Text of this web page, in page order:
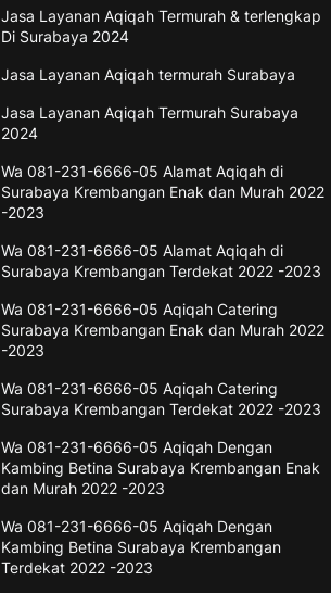
Jasa Layanan Aqiqah Termurah & terlengkap
Di Surabaya 2024
Jasa Layanan Aqiqah termurah Surabaya
Jasa Layanan Aqiqah Termurah Surabaya
2024
Wa 081-231-6666-05 Alamat Aqiqah di
Surabaya Krembangan Enak dan Murah 2022
-2023
Wa 081-231-6666-05 Alamat Aqiqah di
Surabaya Krembangan Terdekat 2022 -2023
Wa 081-231-6666-05 Aqiqah Catering
Surabaya Krembangan Enak dan Murah 2022
-2023
Wa 081-231-6666-05 Aqiqah Catering
Surabaya Krembangan Terdekat 2022 -2023
Wa 081-231-6666-05 Aqiqah Dengan
Kambing Betina Surabaya Krembangan Enak
dan Murah 2022 -2023
Wa 081-231-6666-05 Aqiqah Dengan
Kambing Betina Surabaya Krembangan
Terdekat 2022 -2023